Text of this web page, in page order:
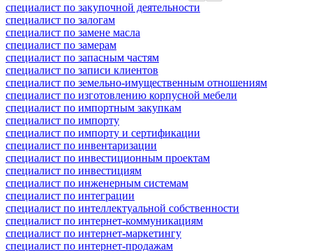
специалист по закупочной деятельности
специалист по залогам
специалист по замене масла
специалист по замерам
специалист по запасным частям
специалист по записи клиентов
специалист по земельно-имущественным отношениям
специалист по изготовлению корпусной мебели
специалист по импортным закупкам
специалист по импорту
специалист по импорту и сертификации
специалист по инвентаризации
специалист по инвестиционным проектам
специалист по инвестициям
специалист по инженерным системам
специалист по интеграции
специалист по интеллектуальной собственности
специалист по интернет-коммуникациям
специалист по интернет-маркетингу
специалист по интернет-продажам